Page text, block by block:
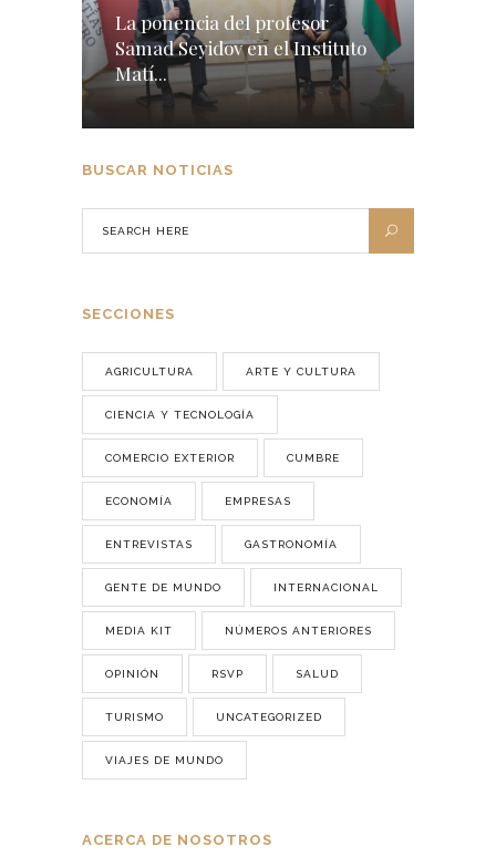
La ponencia del profesor
Samad Seyidov en el Instituto
Matí...
BUSCAR NOTICIAS
SECCIONES
AGRICULTURA ARTE Y CULTURA
CIENCIA Y TECNOLOGÍA
COMERCIO EXTERIOR CUMBRE
ECONOMÍA EMPRESAS
ENTREVISTAS GASTRONOMÍA
GENTE DE MUNDO INTERNACIONAL
MEDIA KIT NÚMEROS ANTERIORES
OPINIÓN RSVP SALUD
TURISMO UNCATEGORIZED
VIAJES DE MUNDO
ACERCA DE NOSOTROS